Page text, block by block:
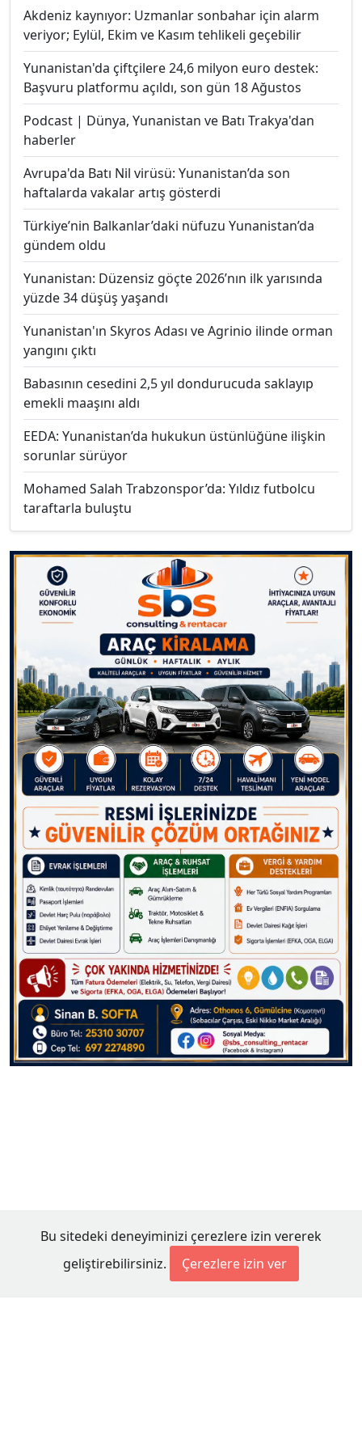
Akdeniz kaynıyor: Uzmanlar sonbahar için alarm
veriyor; Eylül, Ekim ve Kasım tehlikeli geçebilir
Yunanistan'da çiftçilere 24,6 milyon euro destek:
Başvuru platformu açıldı, son gün 18 Ağustos
Podcast | Dünya, Yunanistan ve Batı Trakya'dan
haberler
Avrupa'da Batı Nil virüsü: Yunanistan’da son
haftalarda vakalar artış gösterdi
Türkiye’nin Balkanlar’daki nüfuzu Yunanistan’da
gündem oldu
Yunanistan: Düzensiz göçte 2026’nın ilk yarısında
yüzde 34 düşüş yaşandı
Yunanistan'ın Skyros Adası ve Agrinio ilinde orman
yangını çıktı
Babasının cesedini 2,5 yıl dondurucuda saklayıp
emekli maaşını aldı
EEDA: Yunanistan’da hukukun üstünlüğüne ilişkin
sorunlar sürüyor
Mohamed Salah Trabzonspor’da: Yıldız futbolcu
taraftarla buluştu
Bu sitedeki deneyiminizi çerezlere izin vererek
geliştirebilirsiniz.
Çerezlere izin ver